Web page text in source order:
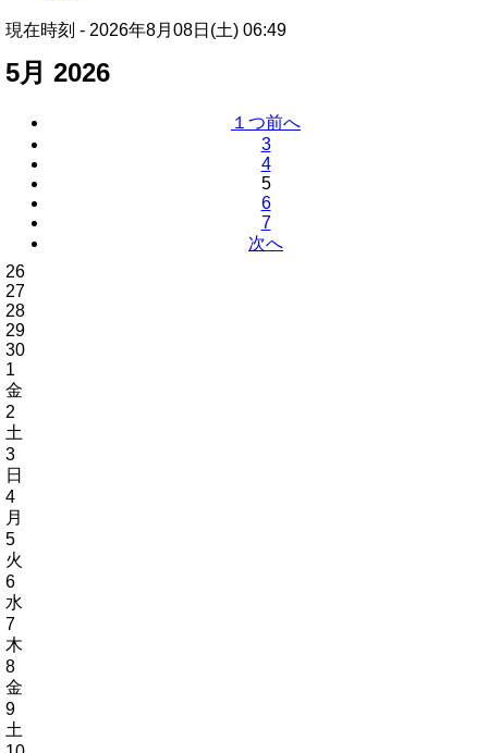
現在時刻 - 2026年8月08日(土) 06:49
5月 2026
１つ前へ
3
4
5
6
7
次へ
26
27
28
29
30
1
金
2
土
3
日
4
月
5
火
6
水
7
木
8
金
9
土